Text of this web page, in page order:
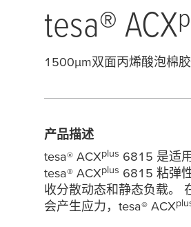
tesa® ACX
1500µm双面丙烯酸泡棉
产品描述
tesa® ACXplus 6815 是适
tesa® ACXplus 6815 粘弹
收分散动态和静态负载。
会产生应力， tesa® ACX